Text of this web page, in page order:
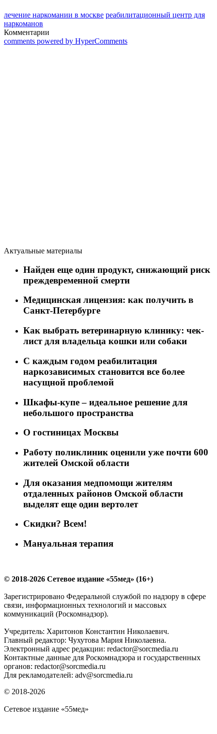
лечение наркомании в москве реабилитационный центр для
наркоманов
Комментарии
comments powered by HyperComments
Актуальные материалы
Найден еще один продукт, снижающий риск
преждевременной смерти
Медицинская лицензия: как получить в
Санкт-Петербурге
Как выбрать ветеринарную клинику: чек-
лист для владельца кошки или собаки
C каждым годом реабилитация
наркозависимых становится все более
насущной проблемой
Шкафы-купе – идеальное решение для
небольшого пространства
О гостиницах Москвы
Работу поликлиник оценили уже почти 600
жителей Омской области
Для оказания медпомощи жителям
отдаленных районов Омской области
выделят еще один вертолет
Скидки? Всем!
Мануальная терапия
© 2018-2026 Сетевое издание «55мед» (16+)
Зарегистрировано Федеральной службой по надзору в сфере
связи, информационных технологий и массовых
коммуникаций (Роскомнадзор).
Учредитель: Харитонов Константин Николаевич.
Главный редактор: Чухутова Мария Николаевна.
Электронный адрес редакции: redactor@sorcmedia.ru
Контактные данные для Роскомнадзора и государственных
органов: redactor@sorcmedia.ru
Для рекламодателей: adv@sorcmedia.ru
© 2018-2026
Сетевое издание «55мед»